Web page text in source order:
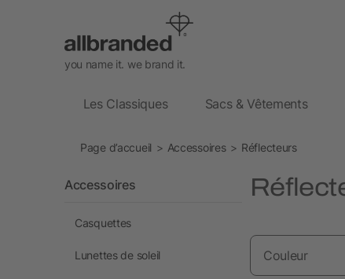
you name it. we brand it.
Les Classiques Sacs & Vêtements
Page d’accueil Accessoires Réflecteurs
Couleur
Accessoires
Casquettes
Lunettes de soleil